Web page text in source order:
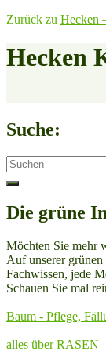
Zurück zu Hecken
Hecken
Suche:
Search
for:
Die grüne
Möchten Sie mehr
Auf unserer grünen
Fachwissen, jede
Schauen Sie mal
Baum - Pflege,
alles über RASEN